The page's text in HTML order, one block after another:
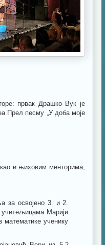
првак Драшко Вук је
Прел песму „У доба моје
и њиховим менторима,
за освојено 3. и 2.
Марији
ученику